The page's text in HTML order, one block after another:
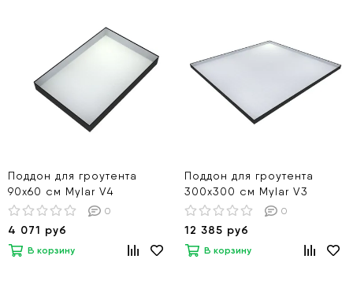
Поддон для гроутента
90х60 см Mylar V4
0
4 071 руб
В корзину
Поддон для гроутента
300х300 см Mylar V3
0
12 385 руб
В корзину